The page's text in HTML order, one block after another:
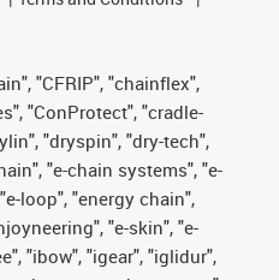
"CFRIP", "chainflex",
"ConProtect", "cradle-
"dryspin", "dry-tech",
"e-chain systems", "e-
loop", "energy chain",
"e-skin", "e-
"ibow", "igear", "iglidur",